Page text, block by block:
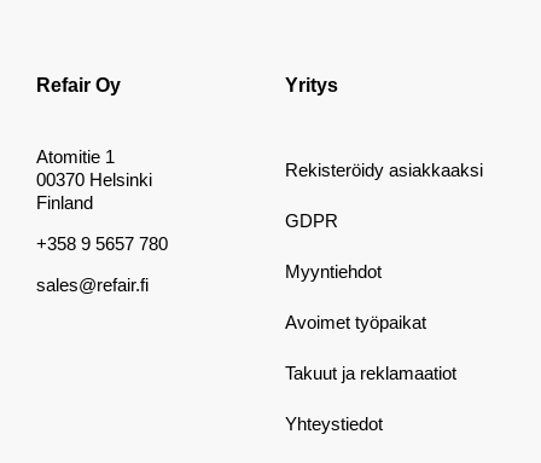
Refair Oy
Atomitie 1
00370 Helsinki
Finland
+358 9 5657 780
sales@refair.fi
Yritys
Rekisteröidy asiakkaaksi
GDPR
Myyntiehdot
Avoimet työpaikat
Takuut ja reklamaatiot
Yhteystiedot